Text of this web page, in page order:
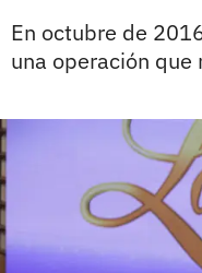
En octubre de
una operación que